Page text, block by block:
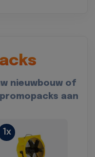
nieuwbouw of
aan
1x